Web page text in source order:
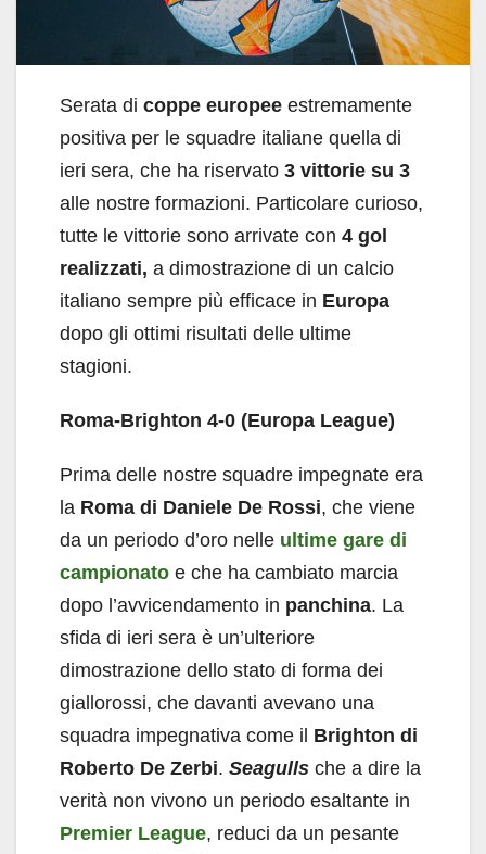
Serata di coppe europee estremamente
positiva per le squadre italiane quella di
ieri sera, che ha riservato 3 vittorie su 3
alle nostre formazioni. Particolare curioso,
tutte le vittorie sono arrivate con 4 gol
realizzati, a dimostrazione di un calcio
italiano sempre più efficace in Europa
dopo gli ottimi risultati delle ultime
stagioni.
Roma-Brighton 4-0 (Europa League)
Prima delle nostre squadre impegnate era
la Roma di Daniele De Rossi, che viene
da un periodo d’oro nelle ultime gare di
campionato e che ha cambiato marcia
dopo l’avvicendamento in panchina. La
sfida di ieri sera è un’ulteriore
dimostrazione dello stato di forma dei
giallorossi, che davanti avevano una
squadra impegnativa come il Brighton di
Roberto De Zerbi. Seagulls che a dire la
verità non vivono un periodo esaltante in
Premier League, reduci da un pesante